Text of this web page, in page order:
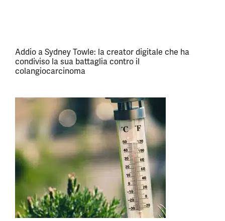
Addio a Sydney Towle: la creator digitale che ha
condiviso la sua battaglia contro il
colangiocarcinoma